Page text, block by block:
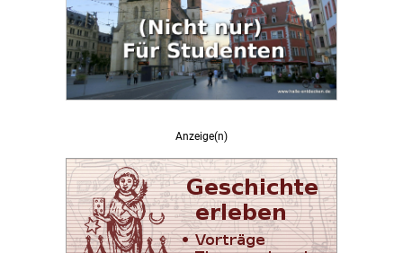
Anzeige(n)